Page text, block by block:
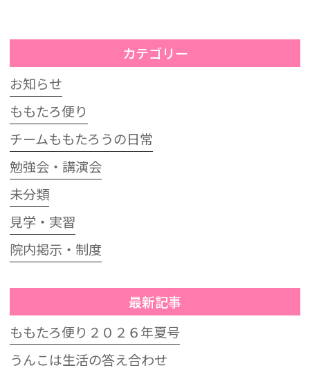
カテゴリー
お知らせ
ももたろ便り
チームももたろうの日常
勉強会・講演会
未分類
見学・実習
院内掲示・制度
最新記事
ももたろ便り２０２６年夏号
うんこは生活の答え合わせ